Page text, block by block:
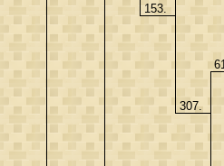
153.
307.